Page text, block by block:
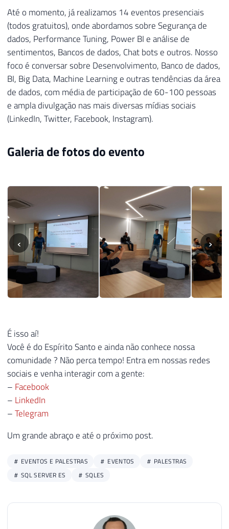
Até o momento, já realizamos 14 eventos presenciais
(todos gratuitos), onde abordamos sobre Segurança de
dados, Performance Tuning, Power BI e análise de
sentimentos, Bancos de dados, Chat bots e outros. Nosso
foco é conversar sobre Desenvolvimento, Banco de dados,
BI, Big Data, Machine Learning e outras tendências da área
de dados, com média de participação de 60-100 pessoas
e ampla divulgação nas mais diversas mídias sociais
(LinkedIn, Twitter, Facebook, Instagram).
Galeria de fotos do evento
‹ ›
É isso aí!
Você é do Espírito Santo e ainda não conhece nossa
comunidade ? Não perca tempo! Entra em nossas redes
sociais e venha interagir com a gente:
– Facebook
– LinkedIn
–Telegram
Um grande abraço e até o próximo post.
EVENTOS E PALESTRAS EVENTOS
PALESTRAS
SQL SERVER ES
SQLES